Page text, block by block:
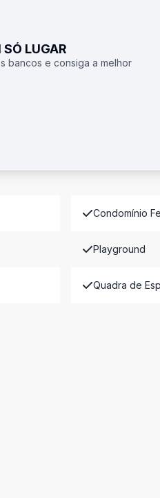
LUGAR
bancos e consiga a melhor
Condomínio
Playground
Quadra de